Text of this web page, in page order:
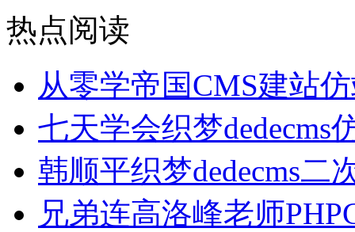
热点阅读
从零学帝国CMS建站
七天学会织梦dedecms
韩顺平织梦dedecms二
兄弟连高洛峰老师